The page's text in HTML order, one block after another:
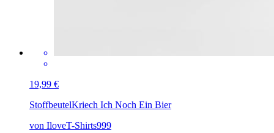
19,99 €
StoffbeutelKriech Ich Noch Ein Bier
von IloveT-Shirts999